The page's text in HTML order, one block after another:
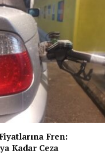
Fren:
Kadar Ceza